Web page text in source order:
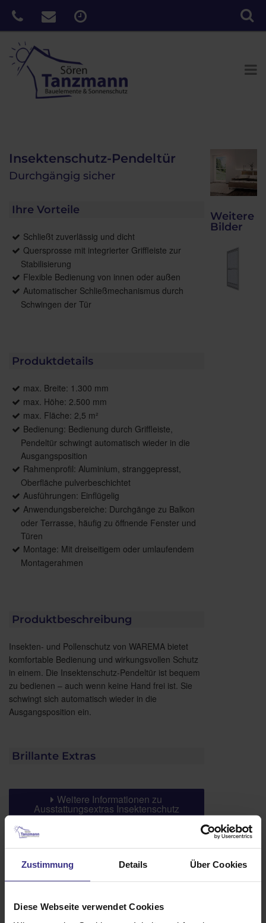
Zustimmung Details Über Cookies
Diese Webseite verwendet Cookies
Insektenschutz-Pendeltür
Durchgängig sicher
Ihre Vorteile
Schließt zuverlässig und dicht
Quersprosse mit integrierter Griffleiste zur
Stabilisierung
Flexible Bedienung von innen oder außen
Automatischer Schließmechanismus durch
Schwingen der Tür
Produktdetails
max. Breite: 1.300 mm
max. Höhe: 2.500 mm
max. Fläche: 2,5 m²
Bedienung: Bedienung durch Griffleiste,
Pendeltür schwingt automatisch wieder in die
Ausgangsposition
Rahmenprofil: Aluminium, stranggepresst,
Oberfläche pulverbeschichtet
Ausführungen: Einflügelig
Anwendungsbereiche: Durchgänge zu Balkon
oder Terrasse, häufig zu öffnende Fenster und
Türen
Montage: Mit dreiseitigem oder umlaufendem
Montagerahmen
Produktbeschreibung
Insekten- und Pollenschutz von WAREMA bietet
komfortable Bedienung und wirkungsvollen Schutz
in einem. Die Insektenschutz-Pendeltür ist bequem
zu bedienen – auch wenn keine Hand frei ist. Sie
schwingt sich automatisch wieder in die
Ausgangsposition ein.
Brillante Extras
Weitere Informationen zu
Ausstattungsextras Insektenschutz
Weitere
Bilder
Das könnte Sie auch interessieren